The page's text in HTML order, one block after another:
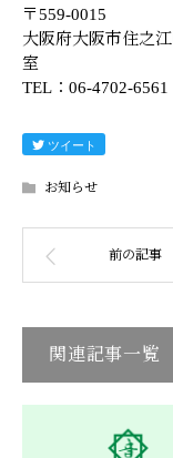
〒559-0015
大阪府大阪市住之
室
TEL：06-4702-
ツイート
お知らせ
関連記事一覧